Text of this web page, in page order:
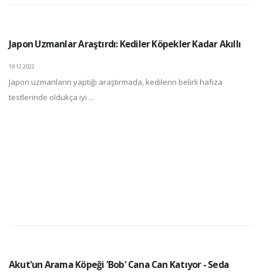
Japon Uzmanlar Araştırdı: Kediler Köpekler Kadar Akıllı
19.12.2022
Japon uzmanların yaptığı araştırmada, kedilerin belirli hafıza
testlerinde oldukça iyi ...
Akut'un Arama Köpeği 'Bob' Cana Can Katıyor - Seda